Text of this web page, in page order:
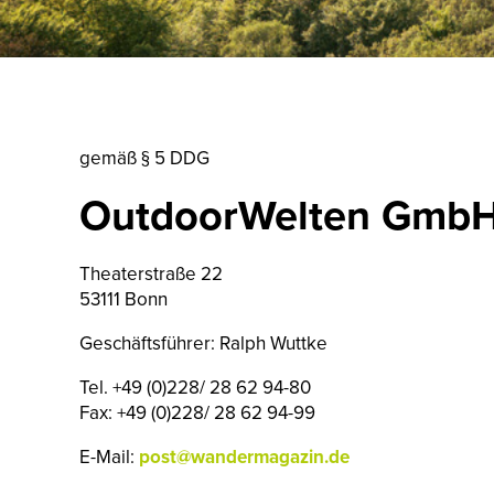
gemäß § 5 DDG
OutdoorWelten
Theaterstraße 22
53111 Bonn
Geschäftsführer: Ralph Wuttke
Tel. +49 (0)228/ 28 62 94-80
Fax: +49 (0)228/ 28 62 94-99
E-Mail: post@wandermagazin.de